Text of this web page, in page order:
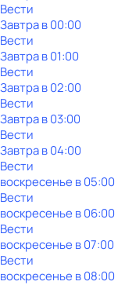
Вести
Завтра в 00:00
Вести
Завтра в 01:00
Вести
Завтра в 02:00
Вести
Завтра в 03:00
Вести
Завтра в 04:00
Вести
воскресенье в05:00
Вести
воскресенье в06:00
Вести
воскресенье в07:00
Вести
воскресенье в08:00